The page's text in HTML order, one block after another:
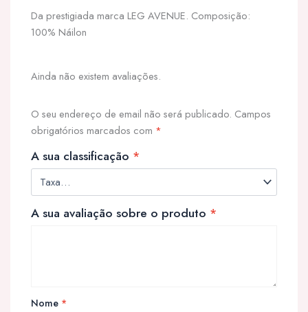
Da prestigiada marca LEG AVENUE. Composição:
100% Náilon
Ainda não existem avaliações.
O seu endereço de email não será publicado. Campos
obrigatórios marcados com *
A sua classificação *
A sua avaliação sobre o produto *
Nome *